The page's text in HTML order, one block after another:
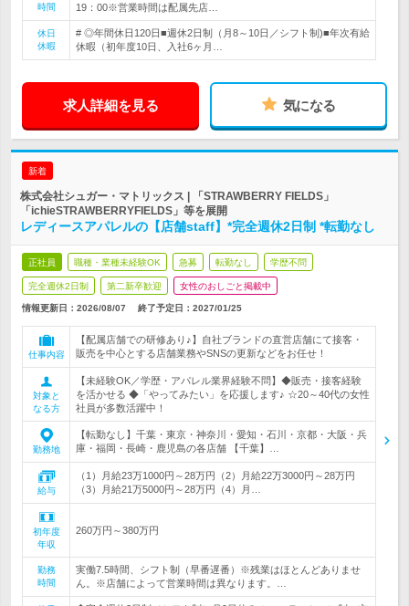
時間
19：00※営業時間は配属先店…
休日
休暇
# ◎年間休日120日■週休2日制（月8～10日／シフト制)■年次有給
休暇（初年度10日、入社6ヶ月…
求人詳細を見る 気になる
新着
株式会社シュガー・マトリックス | 「STRAWBERRY FIELDS」
「ichieSTRAWBERRYFIELDS」等を展開
レディースアパレルの【店舗staff】*完全週休2日制 *転勤なし
正社員 職種・業種未経験OK 急募 転勤なし 学歴不問
完全週休2日制 第二新卒歓迎 女性のおしごと掲載中
情報更新日：2026/08/07 終了予定日： 2027/01/25
仕事内容
【配属店舗での研修あり♪】自社ブランドの直営店舗にて接客・
販売を中心とする店舗業務やSNSの更新などをお任せ！
対象と
なる方
【未経験OK／学歴・アパレル業界経験不問】◆販売・接客経験
を活かせる ◆「やってみたい」を応援します♪ ☆20～40代の女性
社員が多数活躍中！
勤務地
【転勤なし】千葉・東京・神奈川・愛知・石川・京都・大阪・兵
庫・福岡・長崎・鹿児島の各店舗 【千葉】…
給与
（1）月給23万1000円～28万円（2）月給22万3000円～28万円
（3）月給21万5000円～28万円（4）月…
初年度
年収
260万円～380万円
勤務
時間
実働7.5時間、シフト制（早番遅番）※残業はほとんどありませ
ん。※店舗によって営業時間は異なります。…